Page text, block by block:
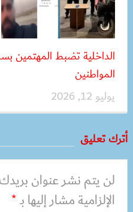
الداخلية تضبط المهتمين
المواطنين
يوليو 12, 2026
أترك تعليق
لن يتم نشر عنوان بريدك
الإلزامية مشار إليها بـ*